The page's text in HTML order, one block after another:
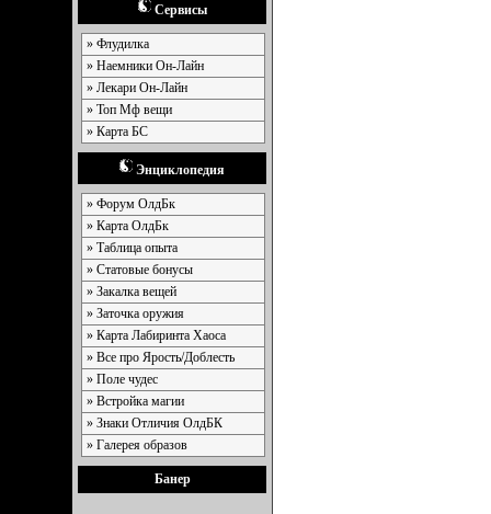
Сервисы
» Флудилка
» Наемники Он-Лайн
» Лекари Он-Лайн
» Топ Мф вещи
» Карта БС
Энциклопедия
» Форум ОлдБк
» Карта ОлдБк
» Таблица опыта
» Статовые бонусы
» Закалка вещей
» Заточка оружия
» Карта Лабиринта Хаоса
» Все про Ярость/Доблесть
» Поле чудес
» Встройка магии
» Знаки Отличия ОлдБК
» Галерея образов
Банер